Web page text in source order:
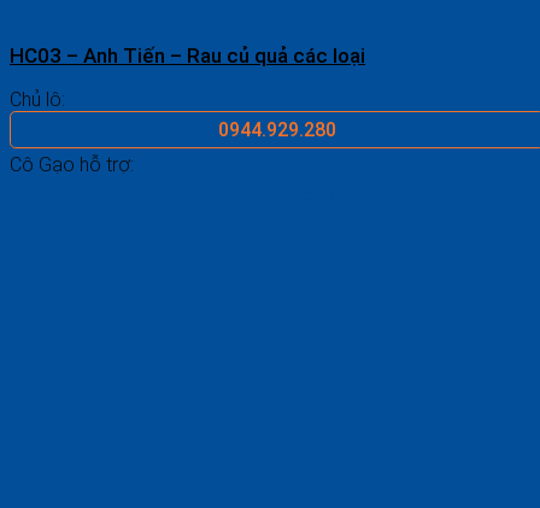
HC03 – Anh Tiến – Rau củ quả các loại
Chủ lô:
0944.929.280
Cô Gạo hỗ trợ: